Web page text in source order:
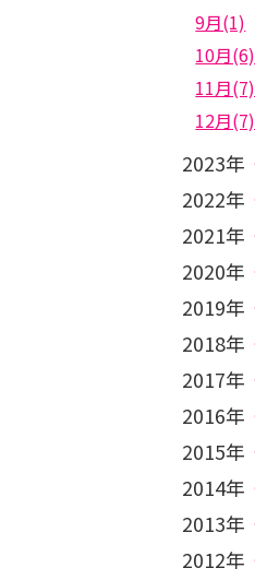
9月(1)
10月(6)
11月(7)
12月(7)
2023年
2022年
2021年
2020年
2019年
2018年
2017年
2016年
2015年
2014年
2013年
2012年